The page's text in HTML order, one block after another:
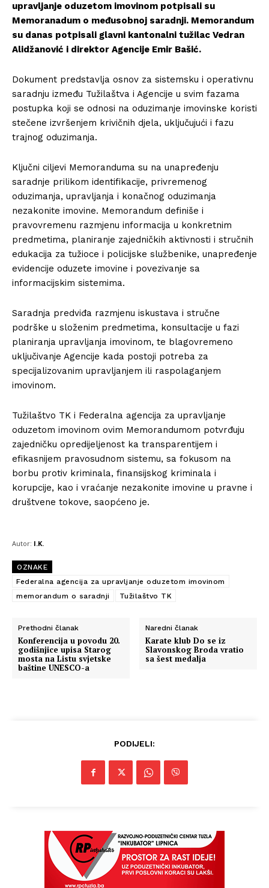
upravljanje oduzetom imovinom potpisali su
Memoranadum o međusobnoj saradnji. Memorandum
su danas potpisali glavni kantonalni tužilac Vedran
Alidžanović i direktor Agencije Emir Bašić.
Dokument predstavlja osnov za sistemsku i operativnu
saradnju između Tužilaštva i Agencije u svim fazama
postupka koji se odnosi na oduzimanje imovinske koristi
stečene izvršenjem krivičnih djela, uključujući i fazu
trajnog oduzimanja.
Ključni ciljevi Memoranduma su na unapređenju
saradnje prilikom identifikacije, privremenog
oduzimanja, upravljanja i konačnog oduzimanja
nezakonite imovine. Memorandum definiše i
pravovremenu razmjenu informacija u konkretnim
predmetima, planiranje zajedničkih aktivnosti i stručnih
edukacija za tužioce i policijske službenike, unapređenje
evidencije oduzete imovine i povezivanje sa
informacijskim sistemima.
Saradnja predviđa razmjenu iskustava i stručne
podrške u složenim predmetima, konsultacije u fazi
planiranja upravljanja imovinom, te blagovremeno
uključivanje Agencije kada postoji potreba za
specijalizovanim upravljanjem ili raspolaganjem
imovinom.
Tužilaštvo TK i Federalna agencija za upravljanje
oduzetom imovinom ovim Memorandumom potvrđuju
zajedničku opredijeljenost ka transparentijem i
efikasnijem pravosudnom sistemu, sa fokusom na
borbu protiv kriminala, finansijskog kriminala i
korupcije, kao i vraćanje nezakonite imovine u pravne i
društvene tokove, saopćeno je.
Autor: I.K.
OZNAKE
Federalna agencija za upravljanje oduzetom imovinom
memorandum o saradnji
Tužilaštvo TK
Prethodni članak
Konferencija u povodu 20.
godišnjice upisa Starog
mosta na Listu svjetske
baštine UNESCO-a
Naredni članak
Karate klub Do se iz
Slavonskog Broda vratio
sa šest medalja
PODIJELI: